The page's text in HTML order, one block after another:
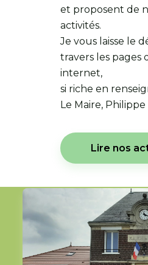
et proposent de
activités.
Je vous laisse le
travers les pages
internet,
si riche en
Le Maire, Philippe
Lire nos